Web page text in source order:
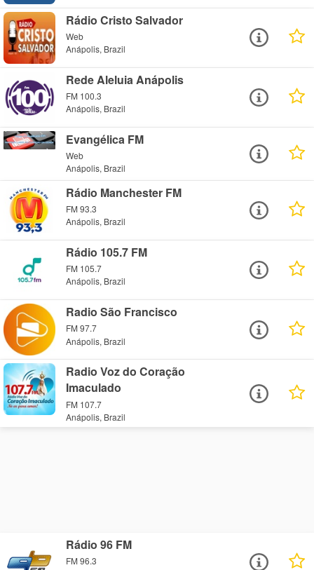
Rádio Cristo Salvador
Web
Anápolis, Brazil
Rede Aleluia Anápolis
FM 100.3
Anápolis, Brazil
Evangélica FM
Web
Anápolis, Brazil
Rádio Manchester FM
FM 93.3
Anápolis, Brazil
Rádio 105.7 FM
FM 105.7
Anápolis, Brazil
Radio São Francisco
FM 97.7
Anápolis, Brazil
Radio Voz do Coração
Imaculado
FM 107.7
Anápolis, Brazil
Rádio 96 FM
FM 96.3